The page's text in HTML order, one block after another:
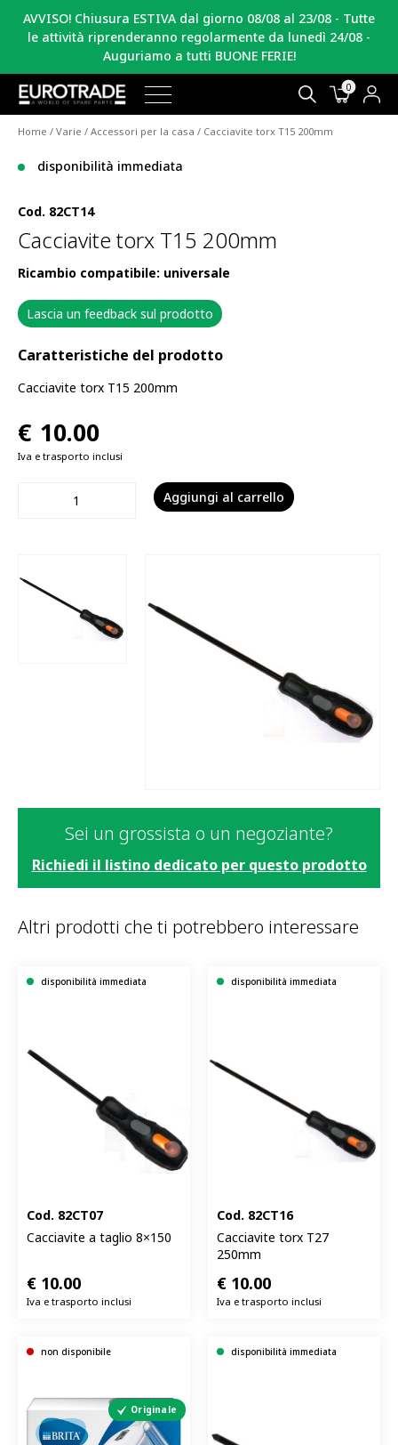
AVVISO! Chiusura ESTIVA dal giorno 08/08 al 23/08 - Tutte
le attività riprenderanno regolarmente da lunedì 24/08 -
Auguriamo a tutti BUONE FERIE!
0
Home / Varie / Accessori per la casa / Cacciavite torx T15 200mm
Sei un grossista o un negoziante?
Richiedi il listino dedicato per questo prodotto
disponibilità immediata
Cod. 82CT14
Cacciavite torx T15 200mm
Ricambio compatibile: universale
Lascia un feedback sul prodotto
Caratteristiche del prodotto
Cacciavite torx T15 200mm
Iva e trasporto inclusi
€ 10.00
Aggiungi al carrello
Altri prodotti che ti potrebbero interessare
disponibilità immediata
Cod. 82CT07
Cacciavite a taglio 8×150
€ 10.00
Iva e trasporto inclusi
disponibilità immediata
Cod. 82CT16
Cacciavite torx T27
250mm
€ 10.00
Iva e trasporto inclusi
non disponibile
Originale
disponibilità immediata